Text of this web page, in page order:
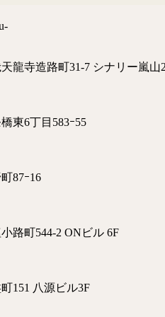
龍寺造路町31-7 シナリー嵐山
東6丁目583ｰ55
87ｰ16
路町544-2 ONビル 6F
151 八源ビル3F